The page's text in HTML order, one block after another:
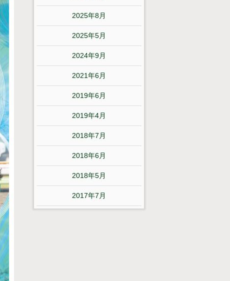
2025年8月
2025年5月
2024年9月
2021年6月
2019年6月
2019年4月
2018年7月
2018年6月
2018年5月
2017年7月